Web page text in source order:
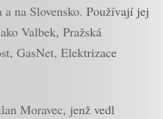
a na Slovensko. Používají jej
Valbek, Pražská
GasNet, Elektrizace
Moravec, jenž vedl